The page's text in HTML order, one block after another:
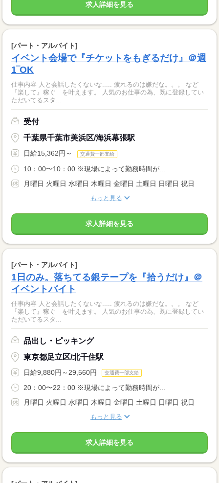
求人詳細を見る
[パート・アルバイト]
イベント会場で『チケットをもぎるだけ』＠週
1‾OK
仕事内容 人と会話したくないな..... 疲れるのは嫌だな。。。 など
『楽して』稼ぐ を叶えます。 人気のお仕事の為、既に登録してい
ただいてるスタ...
受付
千葉県千葉市美浜区/海浜幕張駅
日給15,362円～ 交通費一部支給
10：00〜10：00 ※現場によって勤務時間が...
月曜日 火曜日 水曜日 木曜日 金曜日 土曜日 日曜日 祝日
もっと見る
求人詳細を見る
[パート・アルバイト]
1日のみ。落ちてる銀テープを『拾うだけ』＠
イベントバイト
仕事内容 人と会話したくないな..... 疲れるのは嫌だな。。。 など
『楽して』稼ぐ を叶えます。 人気のお仕事の為、既に登録してい
ただいてるスタ...
品出し・ピッキング
東京都足立区/北千住駅
日給9,880円～29,560円 交通費一部支給
20：00〜22：00 ※現場によって勤務時間が...
月曜日 火曜日 水曜日 木曜日 金曜日 土曜日 日曜日 祝日
もっと見る
求人詳細を見る